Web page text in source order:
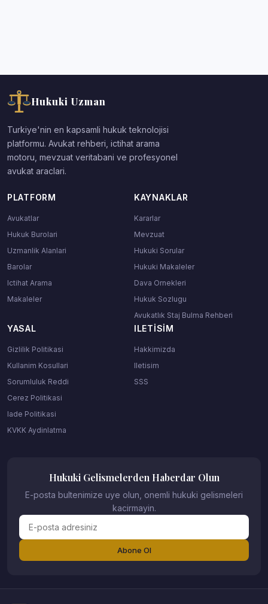
Hukuki Uzman
Turkiye'nin en kapsamli hukuk teknolojisi
platformu. Avukat rehberi, ictihat arama
motoru, mevzuat veritabani ve profesyonel
avukat araclari.
PLATFORM
Avukatlar
Hukuk Burolari
Uzmanlik Alanlari
Barolar
Ictihat Arama
Makaleler
KAYNAKLAR
Kararlar
Mevzuat
Hukuki Sorular
Hukuki Makaleler
Dava Ornekleri
Hukuk Sozlugu
Avukatlık Staj Bulma Rehberi
YASAL
Gizlilik Politikasi
Kullanim Kosullari
Sorumluluk Reddi
Cerez Politikasi
Iade Politikasi
KVKK Aydinlatma
ILETISIM
Hakkimizda
Iletisim
SSS
Hukuki Gelismelerden Haberdar Olun
E-posta bultenimize uye olun, onemli hukuki gelismeleri
kacirmayin.
Abone Ol